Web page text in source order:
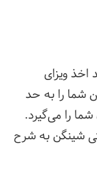
ویزای
شما را به حد
را می‌گیرد.
شینگن به شرح